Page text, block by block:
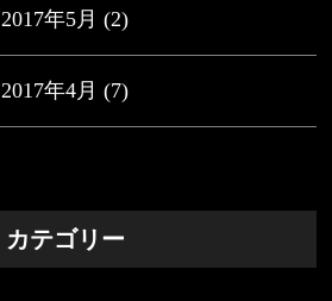
2017年5月 (2)
2017年4月 (7)
カテゴリー